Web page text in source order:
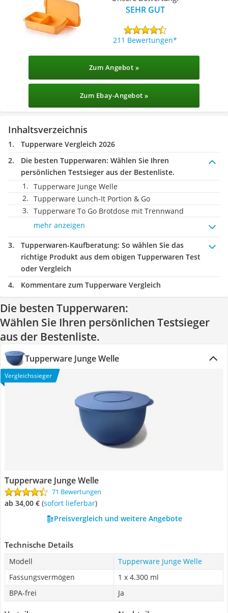
SEHR GUT
211 Bewertungen
Zum Angebot »
Zum Ebay-Angebot »
Inhaltsverzeichnis
Tupperware Vergleich 2026
Die besten Tupperwaren: Wählen Sie Ihren
persönlichen Testsieger aus der Bestenliste.
Tupperware Junge Welle
Tupperware Lunch-It Portion & Go
Tupperware To Go Brotdose mit Trennwand
mehr anzeigen
Tupperwaren-Kaufberatung: So wählen Sie das
richtige Produkt aus dem obigen Tupperwaren Test
oder Vergleich
Kommentare zum Tupperware Vergleich
Die besten Tupperwaren:
Wählen Sie Ihren persönlichen Testsieger
aus der Bestenliste.
Tupperware Junge Welle
Vergleichssieger
Tupperware Junge Welle
71 Bewertungen
ab 34,00 € ( Sofort lieferbar)
Preisvergleich und weitere Angebote
Technische Details
Modell
Tupperware Junge Welle
Fassungsvermögen
1 x 4.300 ml
BPA-frei
Ja